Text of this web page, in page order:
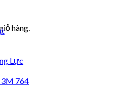
hàng.
Lực
3M 764